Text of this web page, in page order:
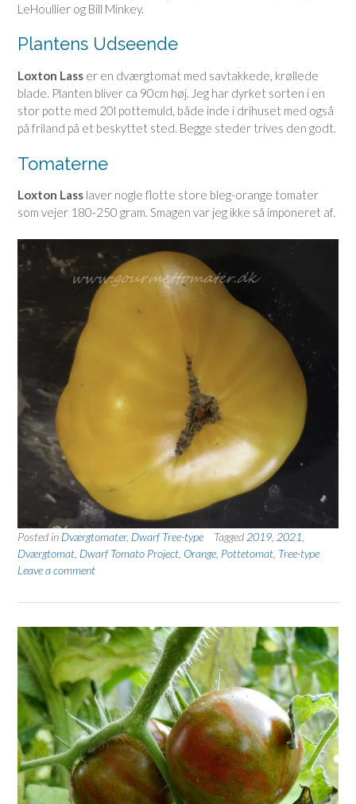
LeHoullier og Bill Minkey.
Plantens Udseende
Loxton Lass er en dværgtomat med savtakkede, krøllede
blade. Planten bliver ca 90cm høj. Jeg har dyrket sorten i en
stor potte med 20l pottemuld, både inde i drihuset med også
på friland på et beskyttet sted. Begge steder trives den godt.
Tomaterne
Loxton Lass laver nogle flotte store bleg-orange tomater
som vejer 180-250 gram. Smagen var jeg ikke så imponeret af.
Posted in Dværgtomater, Dwarf Tree-type Tagged 2019 2021
Dværgtomat Dwarf Tomato Project Orange Pottetomat Tree-type
Leave a comment